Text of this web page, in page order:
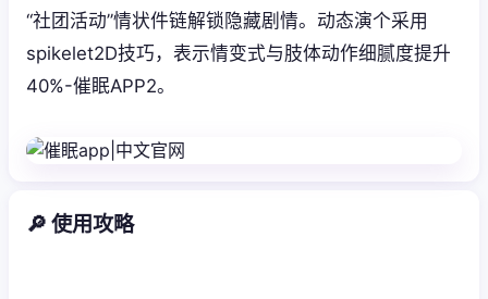
“社团活动”情状件链解锁隐藏剧情。动态演个采用
spikelet2D技巧，表示情变式与肢体动作细腻度提升
40%-催眠APP2。
🔎 使用攻略